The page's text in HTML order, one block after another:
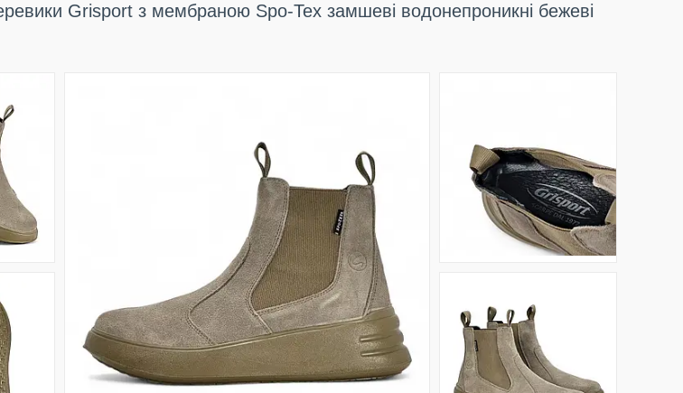
Grisport з мембраною Spo-Tex замшеві водонепроникні бежеві